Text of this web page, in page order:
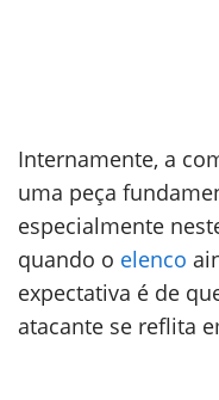
Internamente, a
uma peça
especialmente
quando o elenco
expectativa é de
atacante se reflita